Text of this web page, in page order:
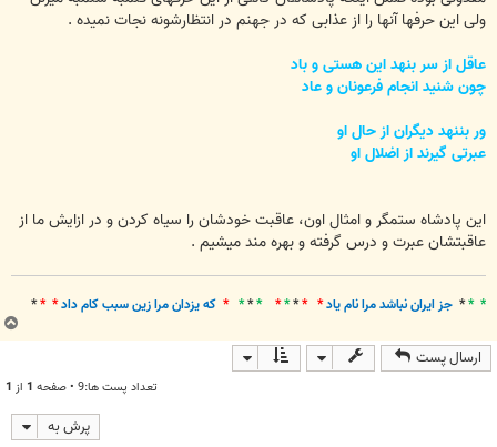
ولی این حرفها آنها را از عذابی که در جهنم در انتظارشونه نجات نمیده .
عاقل از سر بنهد این هستی و باد
چون شنید انجام فرعونان و عاد
ور بننهد دیگران از حال او
عبرتی گیرند از اضلال او
این پادشاه ستمگر و امثال اون، عاقبت خودشان را سیاه کردن و در ازایش ما از
عاقبتشان عبرت و درس گرفته و بهره مند میشیم .
* *
* جز ايران نباشد مرا نام ياد* *
*
*
*
*
*
*
* که يزدان مرا زين سبب کام داد* *
*
ارسال پست
تعداد پست ها:9 • صفحه 1 از 1
پرش به